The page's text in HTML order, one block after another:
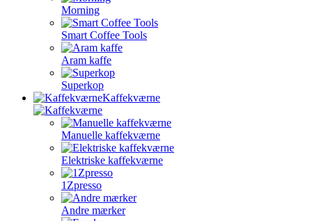
Morning
Smart Coffee Tools
Aram kaffe
Superkop
Kaffekværne
Manuelle kaffekværne
Elektriske kaffekværne
1Zpresso
Andre mærker